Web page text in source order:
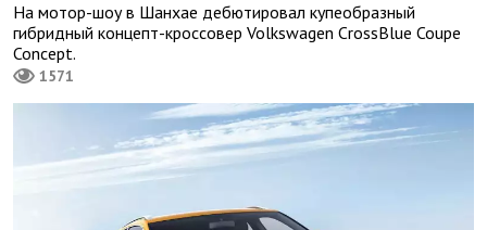
На мотор-шоу в Шанхае дебютировал купеобразный
гибридный концепт-кроссовер Volkswagen CrossBlue Coupe
Concept.
1571